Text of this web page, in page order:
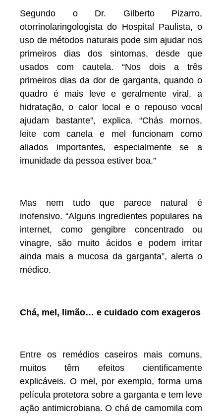
Segundo o Dr. Gilberto Pizarro,
otorrinolaringologista do Hospital Paulista, o
uso de métodos naturais pode sim ajudar nos
primeiros dias dos sintomas, desde que
usados com cautela. “Nos dois a três
primeiros dias da dor de garganta, quando o
quadro é mais leve e geralmente viral, a
hidratação, o calor local e o repouso vocal
ajudam bastante”, explica. “Chás mornos,
leite com canela e mel funcionam como
aliados importantes, especialmente se a
imunidade da pessoa estiver boa.”
Mas nem tudo que parece natural é
inofensivo. “Alguns ingredientes populares na
internet, como gengibre concentrado ou
vinagre, são muito ácidos e podem irritar
ainda mais a mucosa da garganta”, alerta o
médico.
Chá, mel, limão… e cuidado com exageros
Entre os remédios caseiros mais comuns,
muitos têm efeitos cientificamente
explicáveis. O mel, por exemplo, forma uma
película protetora sobre a garganta e tem leve
ação antimicrobiana. O chá de camomila com